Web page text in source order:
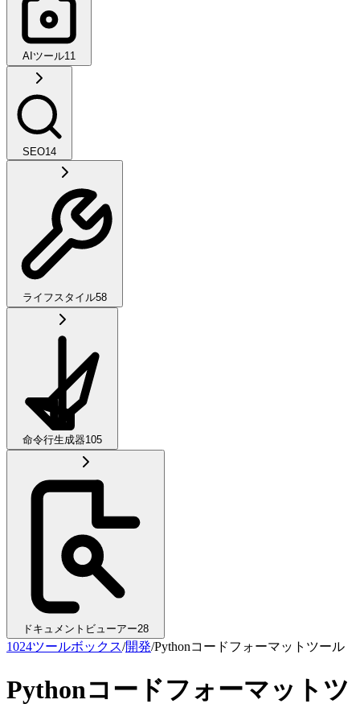
AIツール11
SEO14
ライフスタイル58
命令行生成器105
ドキュメントビューアー28
1024ツールボックス/開発/Pythonコードフォーマットツール
Pythonコードフォーマットツ